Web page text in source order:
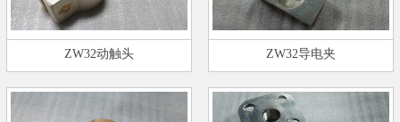
ZW32动触头 ZW32导电夹